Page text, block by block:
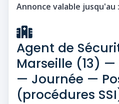
Annonce valable jusqu'au :
Agent de
Marseille (13) —
— Journée —
(procédures